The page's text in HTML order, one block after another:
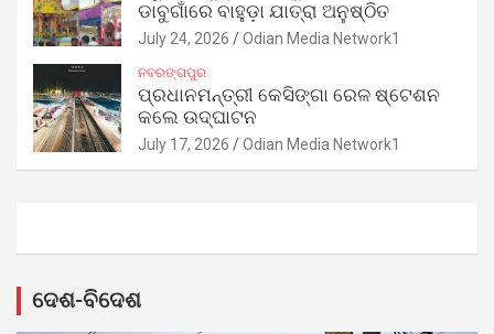
ଡାବୁଗାଁରେ ବାହୁଡ଼ା ଯାତ୍ରା ଅନୁଷ୍ଠିତ
July 24, 2026 Odian Media Network1
ନବରଙ୍ଗପୁର
ପ୍ରଧାନମନ୍ତ୍ରୀ କେସିଙ୍ଗା ରେଳ ଷ୍ଟେଶନ
କଲେ ଉଦ୍‌ଘାଟନ
July 17, 2026 Odian Media Network1
ଦେଶ-ବିଦେଶ